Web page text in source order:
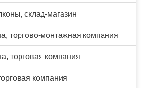
склад-магазин
торгово-монтажная компания
торговая компания
компания